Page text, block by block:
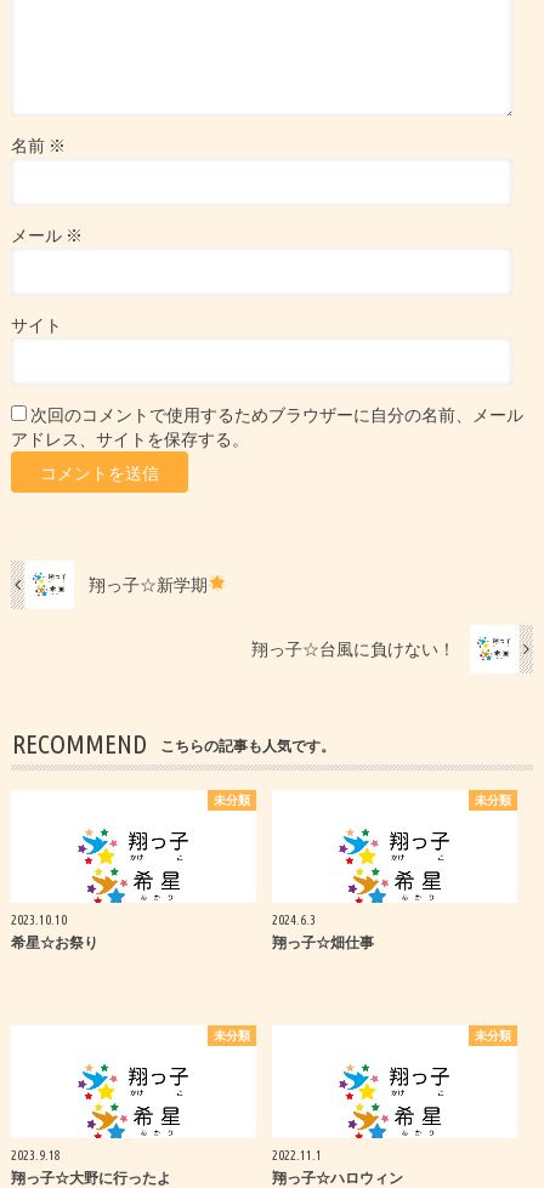
名前 ※
メール ※
サイト
次回のコメントで使用するためブラウザーに自分の名前、メール
アドレス、サイトを保存する。
翔っ子☆新学期
翔っ子☆台風に負けない！
RECOMMEND こちらの記事も人気です。
未分類
2023.10.10
希星☆お祭り
未分類
2024.6.3
翔っ子☆畑仕事
未分類
2023.9.18
翔っ子☆大野に行ったよ
未分類
2022.11.1
翔っ子☆ハロウィン